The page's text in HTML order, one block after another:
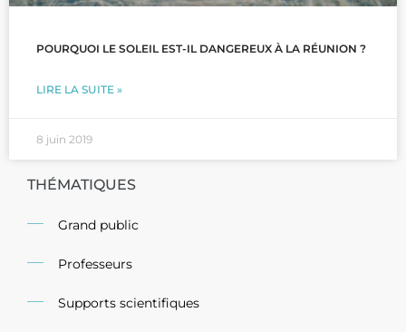
POURQUOI LE SOLEIL EST-IL DANGEREUX À LA RÉUNION ?
LIRE LA SUITE »
8 juin 2019
THÉMATIQUES
Grand public
Professeurs
Supports scientifiques